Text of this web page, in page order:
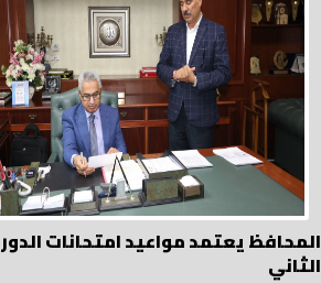
المحافظ يعتمد مواعيد امتحانات الدور
الثاني